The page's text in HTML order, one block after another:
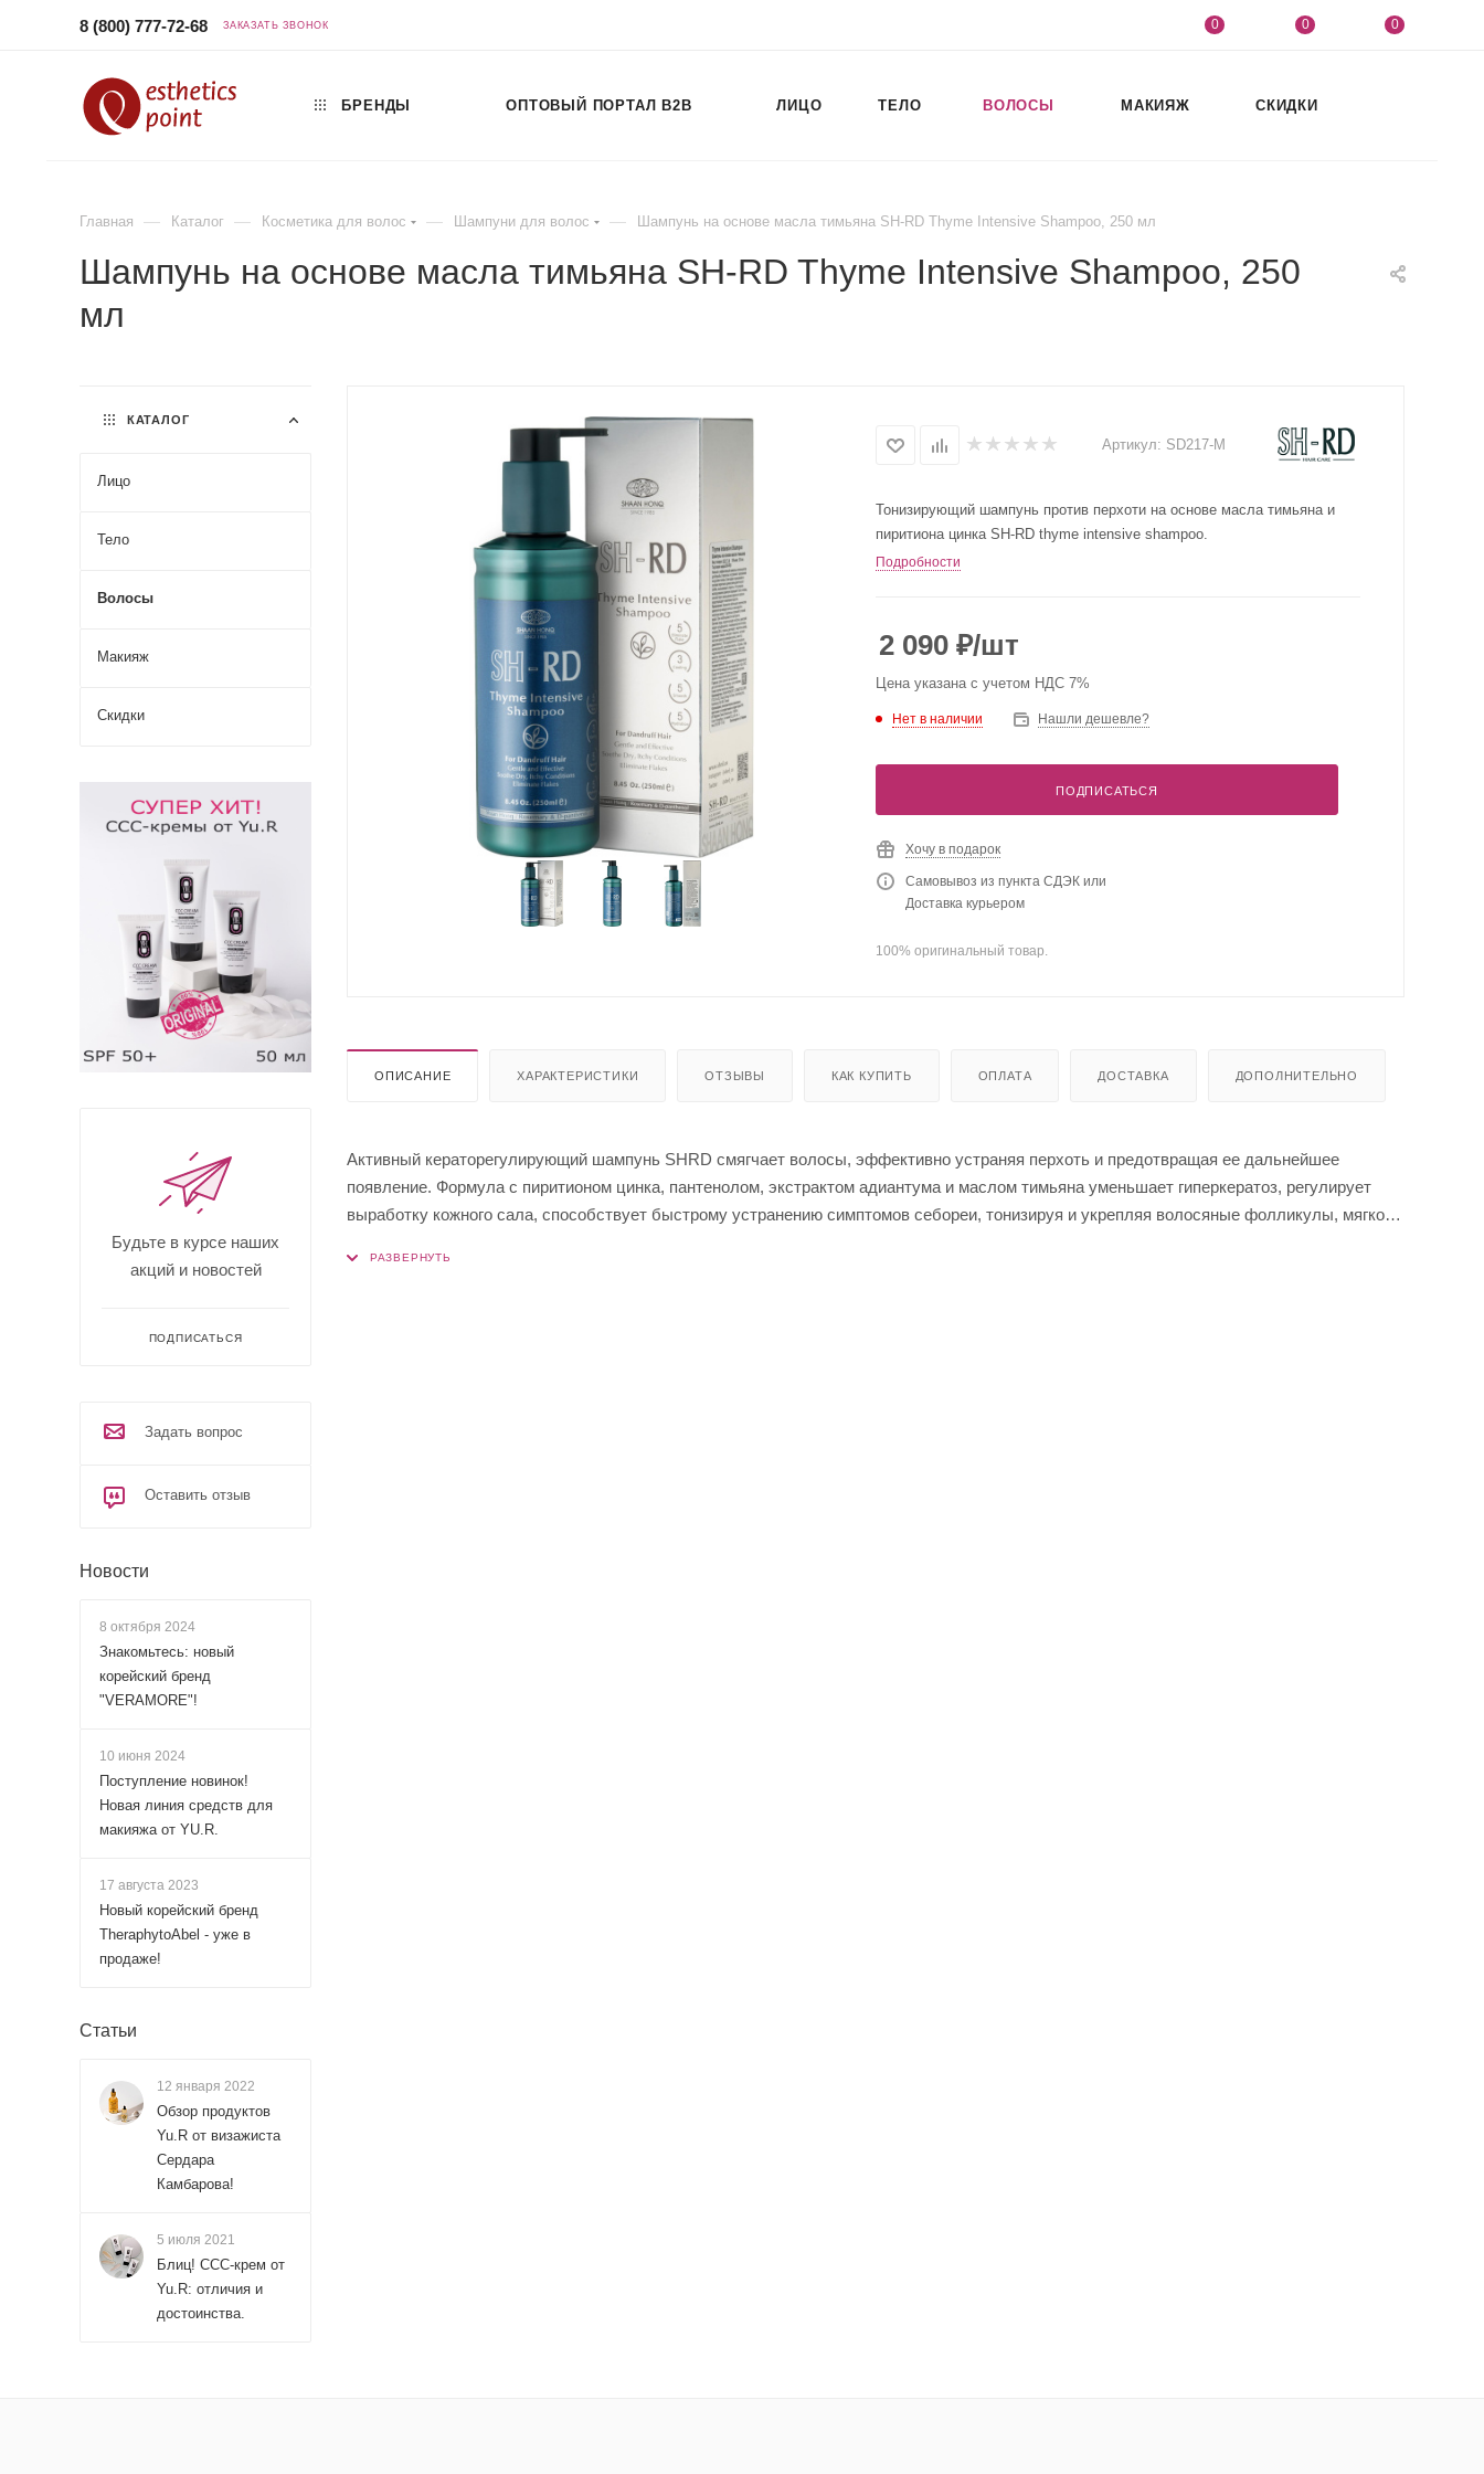
8 (800) 777-72-68 ЗАКАЗАТЬ ЗВОНОК 0 0 0
БРЕНДЫ ОПТОВЫЙ ПОРТАЛ B2B ЛИЦО ТЕЛО ВОЛОСЫ МАКИЯЖ СКИДКИ
Главная — Каталог — Косметика для волос — Шампуни для волос — Шампунь на основе масла тимьяна SH-RD Thyme Intensive Shampoo, 250 мл
Шампунь на основе масла тимьяна SH-RD Thyme Intensive Shampoo, 250
мл
Артикул: SD217-M
Тонизирующий шампунь против перхоти на основе масла тимьяна и
пиритиона цинка SH-RD thyme intensive shampoo.
Подробности
2 090 ₽/шт
Цена указана с учетом НДС 7%
Нет в наличии Нашли дешевле?
ПОДПИСАТЬСЯ
Хочу в подарок
Самовывоз из пункта СДЭК или
Доставка курьером
100% оригинальный товар.
ОПИСАНИЕ ХАРАКТЕРИСТИКИ ОТЗЫВЫ КАК КУПИТЬ ОПЛАТА ДОСТАВКА ДОПОЛНИТЕЛЬНО
Активный кераторегулирующий шампунь SHRD смягчает волосы, эффективно устраняя перхоть и предотвращая ее дальнейшее
появление. Формула с пиритионом цинка, пантенолом, экстрактом адиантума и маслом тимьяна уменьшает гиперкератоз, регулирует
выработку кожного сала, способствует быстрому устранению симптомов себореи, тонизируя и укрепляя волосяные фолликулы, мягко
КАТАЛОГ
Лицо
Тело
Волосы
Макияж
Скидки
Будьте в курсе наших
акций и новостей
ПОДПИСАТЬСЯ
Задать вопрос
Оставить отзыв
Новости
8 октября 2024
Знакомьтесь: новый
корейский бренд
"VERAMORE"!
10 июня 2024
Поступление новинок!
Новая линия средств для
макияжа от YU.R.
17 августа 2023
Новый корейский бренд
TheraphytoAbel - уже в
продаже!
Статьи
12 января 2022
Обзор продуктов
Yu.R от визажиста
Сердара
Камбарова!
5 июля 2021
Блиц! ССС-крем от
Yu.R: отличия и
достоинства.